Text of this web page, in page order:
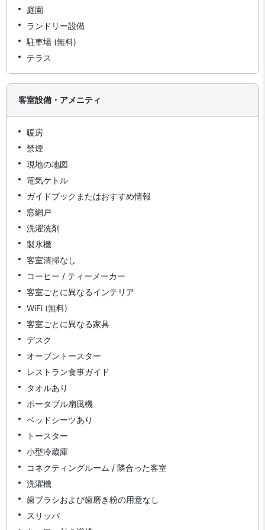
庭園
ランドリー設備
駐車場 (無料)
テラス
客室設備・アメニティ
暖房
禁煙
現地の地図
電気ケトル
ガイドブックまたはおすすめ情報
窓網戸
洗濯洗剤
製氷機
客室清掃なし
コーヒー / ティーメーカー
客室ごとに異なるインテリア
WiFi (無料)
客室ごとに異なる家具
デスク
オーブントースター
レストラン食事ガイド
タオルあり
ポータブル扇風機
ベッドシーツあり
トースター
小型冷蔵庫
コネクティングルーム / 隣合った客室
洗濯機
歯ブラシおよび歯磨き粉の用意なし
スリッパ